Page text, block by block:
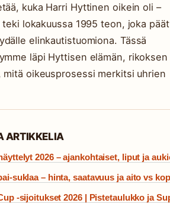
kuka Harri Hyttinen oikein oli –
lokakuussa 1995 teon, joka
elinkautistuomiona. Tässä
läpi Hyttisen elämän, rikoksen
mitä oikeusprosessi merkitsi uhrien
ARTIKKELIA
2026 – ajankohtaiset, liput ja
suklaa – hinta, saatavuus ja aito vs
-sijoitukset 2026 | Pistetaulukko ja